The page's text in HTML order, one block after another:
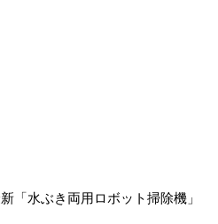
「水ぶき両用ロボット掃除機」